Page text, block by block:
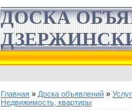
ДОСКА
Главная » Доска объявлений »
Недвижимость, квартиры